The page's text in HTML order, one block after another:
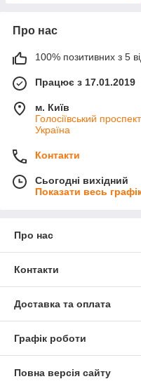
Про нас
100% позитивних з 5
Працює з 17.01.2019
м. Київ
Голосіївський
Україна
Контакти
Сьогодні вихідний
Показати весь
Про нас
Контакти
Доставка та оплата
Графік роботи
Повна версія сайту